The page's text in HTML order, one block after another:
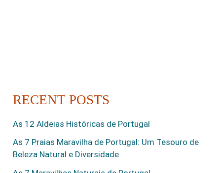
RECENT POSTS
As 12 Aldeias Históricas de Portugal
As 7 Praias Maravilha de Portugal: Um Tesouro de
Beleza Natural e Diversidade